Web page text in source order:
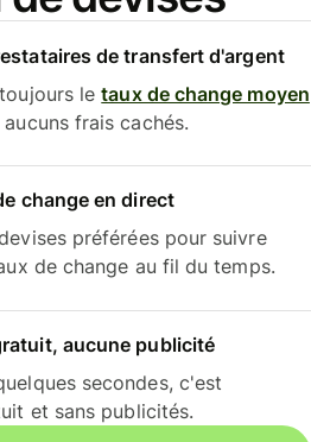
de transfert d'argent
letaux de change moyen
aucuns frais cachés.
change en direct
préférées pour suivre
de change au fil du temps.
aucune publicité
secondes, c'est
et sans publicités.